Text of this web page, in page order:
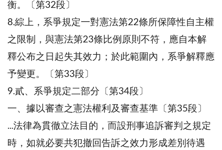
衡。〔第32段〕
8.綜上，系爭規定一對憲法第22條所保障性自主權
之限制，與憲法第23條比例原則不符，應自本解
釋公布之日起失其效力；於此範圍內，系爭解釋應
予變更。〔第33段〕
9.貳、系爭規定二部分〔第34段〕
一、據以審查之憲法權利及審查基準〔第35段〕
...法律為貫徹立法目的，而設刑事追訴審判之規定
時，如就必要共犯撤回告訴之效力形成差別待遇